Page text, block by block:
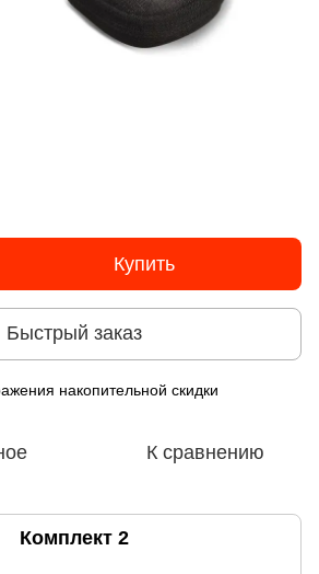
Купить
Быстрый заказ
накопительной скидки
К сравнению
Комплект 2